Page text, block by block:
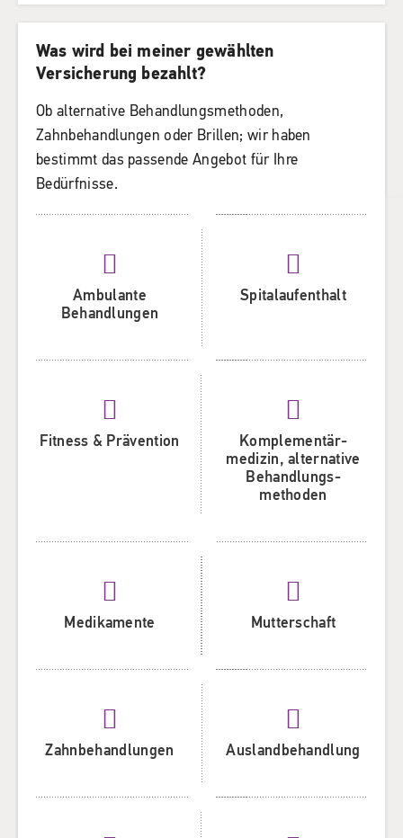
Was wird bei meiner gewählten
Versicherung bezahlt?
Ob alternative Behandlungsmethoden,
Zahnbehandlungen oder Brillen; wir haben
bestimmt das passende Angebot für Ihre
Bedürfnisse.
Ambulante
Behandlungen
Spitalaufenthalt
Fitness & Prävention
Komplementär­
medizin, alternative
Behandlungs­
methoden
Medikamente Mutterschaft
Zahn­behandlungen Ausland­behandlung